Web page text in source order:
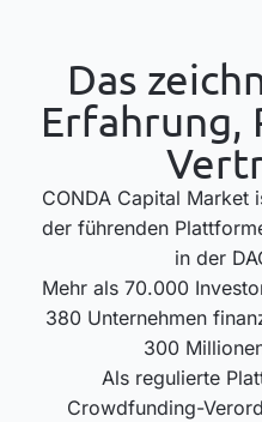
Das
Erfahrung,
CONDA Capital Market
der führenden
in der
Mehr als 70.000
380 Unternehmen
300
Als regulierte
Crowdfunding-